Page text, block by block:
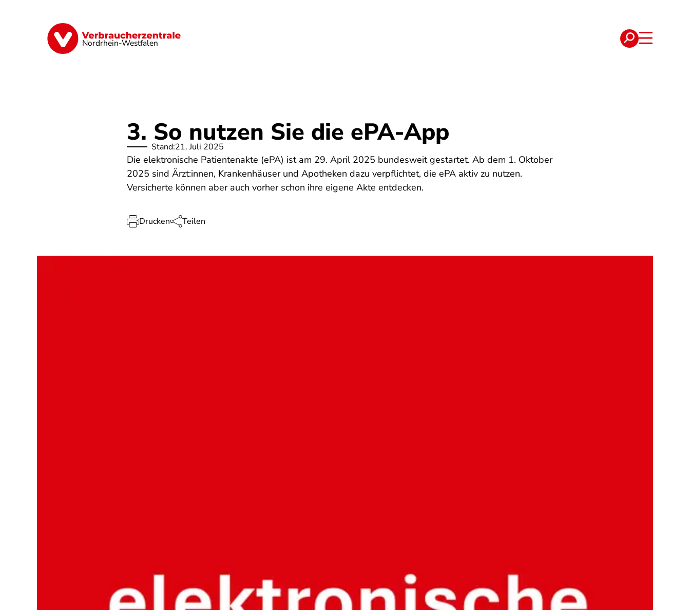
Nordrhein-Westfalen
Finanzen Digitales Lebensmittel
3. So nutzen Sie die ePA-App
Stand:21. Juli 2025
Die elektronische Patientenakte (ePA) ist am 29. April 2025 bundesweit gestartet. Ab dem 1. Oktober
2025 sind Ärzt:innen, Krankenhäuser und Apotheken dazu verpflichtet, die ePA aktiv zu nutzen.
Versicherte können aber auch vorher schon ihre eigene Akte entdecken.
Drucken Teilen